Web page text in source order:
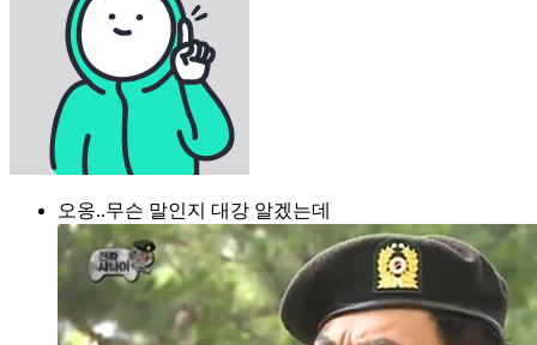
오옹..무슨 말인지 대강 알겠는데